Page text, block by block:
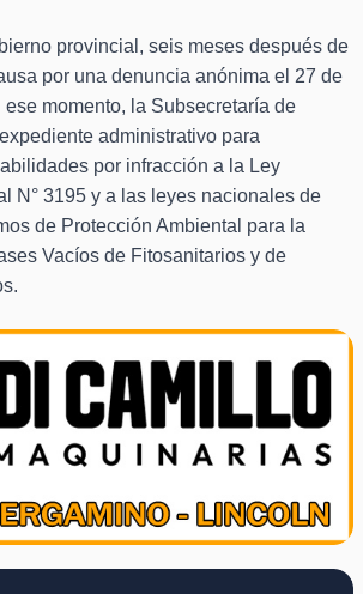
provincial, seis meses después de
por una denuncia anónima el 27 de
momento, la Subsecretaría de
administrativo para
por infracción a la Ley
N° 3195 y a las leyes nacionales de
de Protección Ambiental para la
Vacíos de Fitosanitarios y de